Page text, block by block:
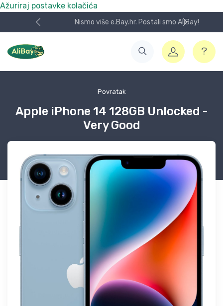
Ažuriraj postavke kolačića
Nismo više e.Bay.hr. Postali smo AliBay!
Povratak
Apple iPhone 14 128GB Unlocked -
Very Good